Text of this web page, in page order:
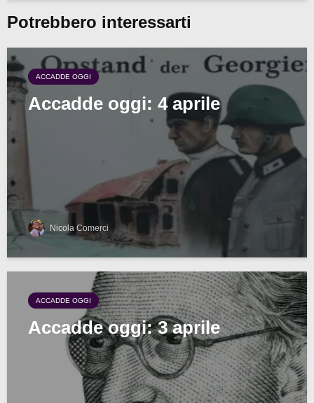
Potrebbero interessarti
ACCADDE OGGI
Accadde oggi: 4 aprile
Nicola Comerci
ACCADDE OGGI
Accadde oggi: 3 aprile